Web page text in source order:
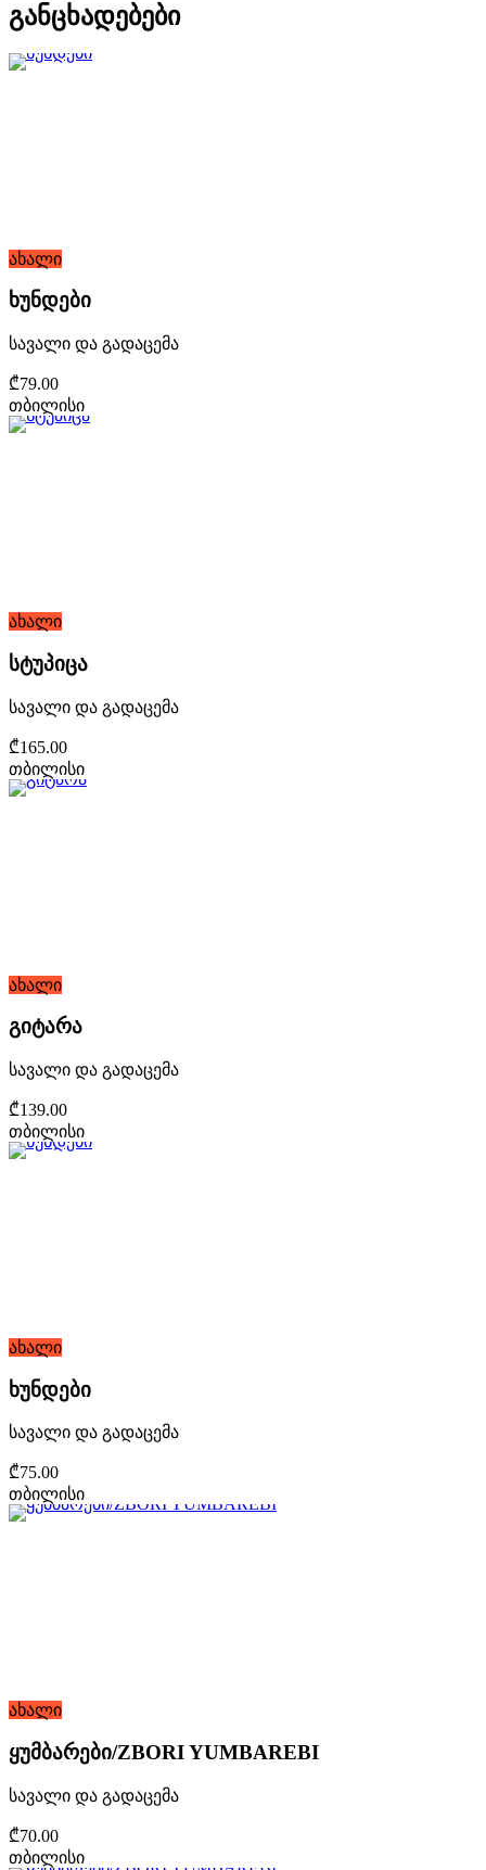
განცხადებები
ახალი
ხუნდები
სავალი და გადაცემა
₾79.00
თბილისი
ახალი
სტუპიცა
სავალი და გადაცემა
₾165.00
თბილისი
ახალი
გიტარა
სავალი და გადაცემა
₾139.00
თბილისი
ახალი
ხუნდები
სავალი და გადაცემა
₾75.00
თბილისი
ახალი
ყუმბარები/ZBORI YUMBAREBI
სავალი და გადაცემა
₾70.00
თბილისი